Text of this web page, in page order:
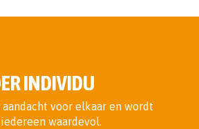
INDIVIDU
voor elkaar en wordt
waardevol.